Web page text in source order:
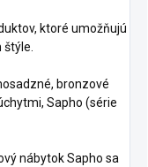
ktoré umožňujú
štýle.
bronzové
Sapho (série
nábytok Sapho sa